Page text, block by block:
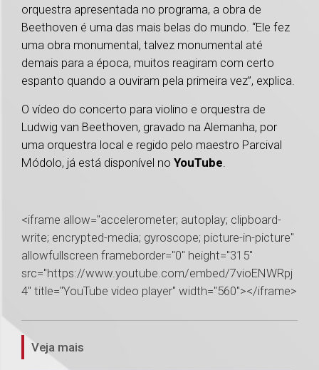
orquestra apresentada no programa, a obra de
Beethoven é uma das mais belas do mundo. “Ele fez
uma obra monumental, talvez monumental até
demais para a época, muitos reagiram com certo
espanto quando a ouviram pela primeira vez”, explica.
O vídeo do concerto para violino e orquestra de
Ludwig van Beethoven, gravado na Alemanha, por
uma orquestra local e regido pelo maestro Parcival
Módolo, já está disponível no YouTube.
<iframe allow="accelerometer; autoplay; clipboard-
write; encrypted-media; gyroscope; picture-in-picture"
allowfullscreen frameborder="0" height="315"
src="https://www.youtube.com/embed/7vioENWRpj
4" title="YouTube video player" width="560"></iframe>
1
Veja mais